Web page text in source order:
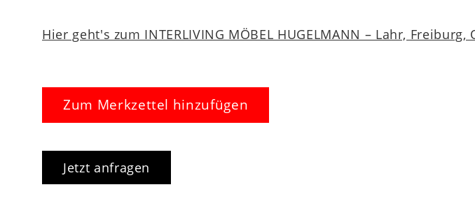
Hier geht's zum INTERLIVING MÖBEL HUGELMANN – Lahr,
Zum Merkzettel hinzufügen
Jetzt anfragen